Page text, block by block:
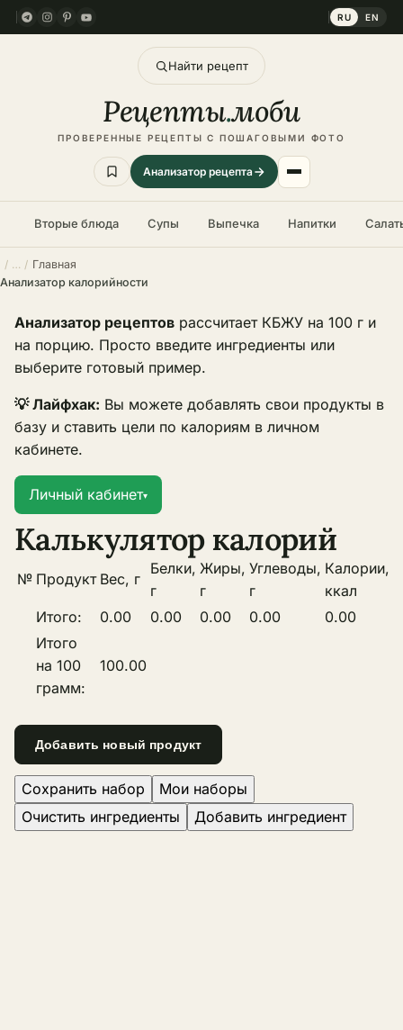
RU EN
Найти рецепт
Рецепты.моби
ПРОВЕРЕННЫЕ РЕЦЕПТЫ С ПОШАГОВЫМИ ФОТО
Анализатор рецепта
Вторые блюда Супы Выпечка Напитки
Главная
Анализатор калорийности
Анализатор рецептов рассчитает КБЖУ на 100 г и
на порцию. Просто введите ингредиенты или
выберите готовый пример.
💡 Лайфхак: Вы можете добавлять свои продукты в
базу и ставить цели по калориям в личном
кабинете.
Личный кабинет▾
Калькулятор калорий
№ Продукт Вес, г
Белки,
г
Жиры,
г
Углеводы,
г
Калории,
ккал
Итого:
0.00 0.00 0.00 0.00
0.00
Итого
на 100
грамм:
100.00
Сохранить набор
Мои наборы
Очистить ингредиенты
Добавить ингредиент